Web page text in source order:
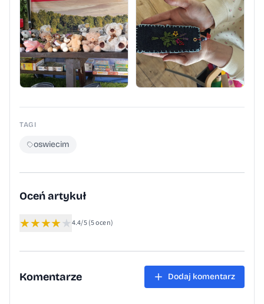
TAGI
oswiecim
Oceń artykuł
★★★★★4.4/5(5 ocen)
Komentarze Dodaj komentarz